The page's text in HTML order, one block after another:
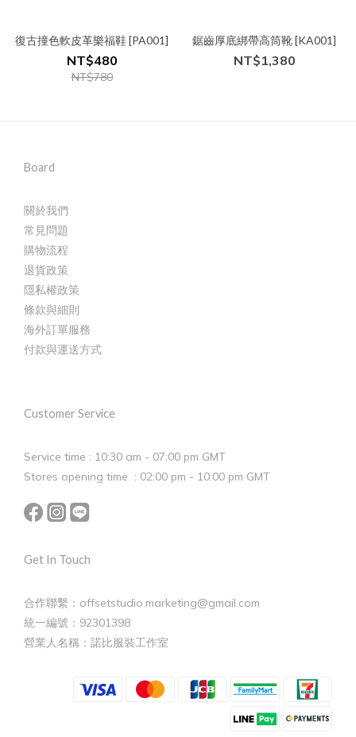
復古撞色軟皮革樂福鞋 [PA001]
NT$480
NT$780
鋸齒厚底綁帶高筒靴 [KA001]
NT$1,380
Board
關於我們
常見問題
購物流程
退貨政策
隱私權政策
條款與細則
海外訂單服務
付款與運送方式
Customer Service
Service time : 10:30 am - 07:00 pm GMT
Stores opening time : 02:00 pm - 10:00 pm GMT
Get In Touch
合作聯繫：offsetstudio.marketing@gmail.com
統一編號：92301398
營業人名稱：諾比服裝工作室